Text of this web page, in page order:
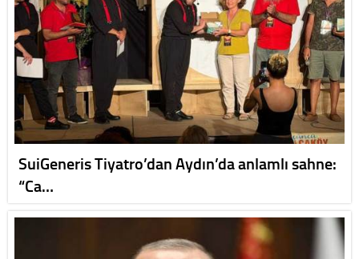
SuiGeneris Tiyatro’dan Aydın’da anlamlı sahne:
“Ca…